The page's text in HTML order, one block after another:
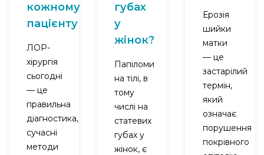
кожному
пацієнту
ЛОР-
хірургія
сьогодні
— це
правильна
діагностика,
сучасні
методи
губах
у
жінок?
Папіломи
на тілі, в
тому
числі на
статевих
губах у
жінок, є
Ерозія
шийки
матки
— це
застарілий
термін,
який
означає
порушення
покрівного